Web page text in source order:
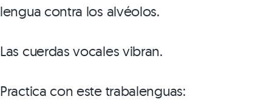
lengua contra los alvéolos.
Las cuerdas vocales vibran.
Practica con este trabalenguas: